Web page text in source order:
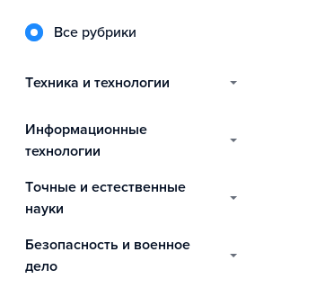
Все рубрики
техника и технологии
информационные
технологии
точные и естественные
науки
безопасность и военное
дело